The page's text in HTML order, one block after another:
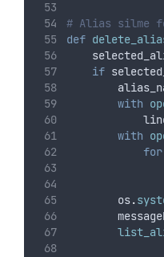
# Alias silme
def
if
with
with
for
        os
.